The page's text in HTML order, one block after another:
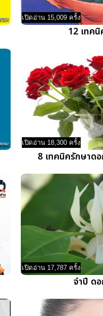
เปิดอ่าน 15,009 ครั้ง
12 เทค
เปิดอ่าน 18,300 ครั้ง
8 เทคนิครักษาด
เปิดอ่าน 17,787 ครั้ง
จำปี ด